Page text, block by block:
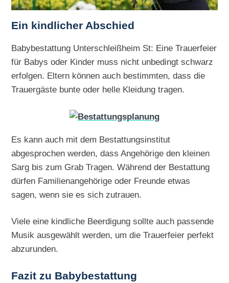
Ein kindlicher Abschied
Babybestattung Unterschleißheim St: Eine Trauerfeier
für Babys oder Kinder muss nicht unbedingt schwarz
erfolgen. Eltern können auch bestimmten, dass die
Trauergäste bunte oder helle Kleidung tragen.
Es kann auch mit dem Bestattungsinstitut
abgesprochen werden, dass Angehörige den kleinen
Sarg bis zum Grab Tragen. Während der Bestattung
dürfen Familienangehörige oder Freunde etwas
sagen, wenn sie es sich zutrauen.
Viele eine kindliche Beerdigung sollte auch passende
Musik ausgewählt werden, um die Trauerfeier perfekt
abzurunden.
Fazit zu Babybestattung